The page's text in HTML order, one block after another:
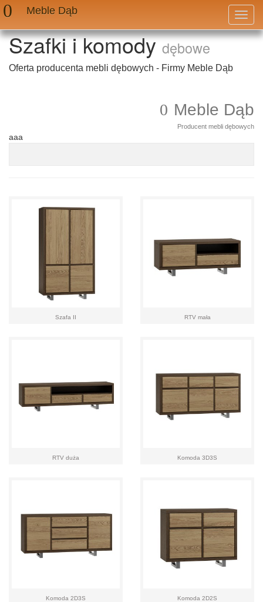
Meble Dąb
Szafki i komodydębowe
Oferta producenta mebli dębowych - Firmy Meble Dąb
Meble Dąb
Producent mebli dębowych
aaa
Szafa II RTV mała
RTV duża Komoda 3D3S
Komoda 2D3S Komoda 2D2S